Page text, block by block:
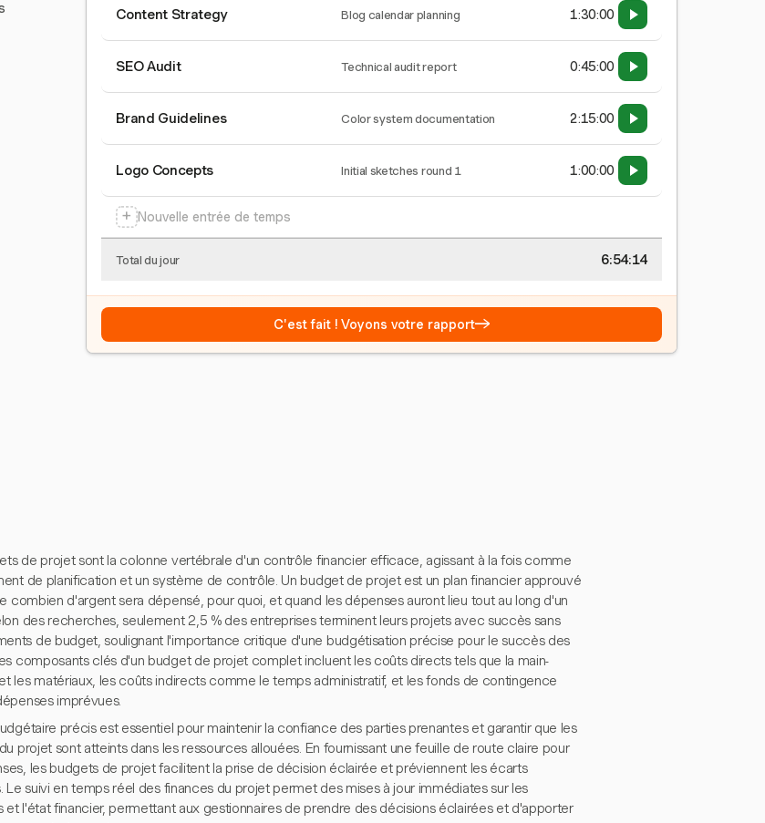
Content Strategy Blog calendar planning 1:30:00
SEO Audit Technical audit report 0:45:00
Brand Guidelines Color system documentation 2:15:00
Logo Concepts Initial sketches round 1 1:00:00
+ Nouvelle entrée de temps
Total du jour 6:54:14
C'est fait ! Voyons votre rapport→
de projet sont la colonne vertébrale d'un contrôle financier efficace, agissant à la fois comme
de planification et un système de contrôle. Un budget de projet est un plan financier approuvé
combien d'argent sera dépensé, pour quoi, et quand les dépenses auront lieu tout au long d'un
des recherches, seulement 2,5 % des entreprises terminent leurs projets avec succès sans
de budget, soulignant l'importance critique d'une budgétisation précise pour le succès des
composants clés d'un budget de projet complet incluent les coûts directs tels que la main-
les matériaux, les coûts indirects comme le temps administratif, et les fonds de contingence
imprévues.
précis est essentiel pour maintenir la confiance des parties prenantes et garantir que les
projet sont atteints dans les ressources allouées. En fournissant une feuille de route claire pour
les budgets de projet facilitent la prise de décision éclairée et préviennent les écarts
Le suivi en temps réel des finances du projet permet des mises à jour immédiates sur les
et l'état financier, permettant aux gestionnaires de prendre des décisions éclairées et d'apporter